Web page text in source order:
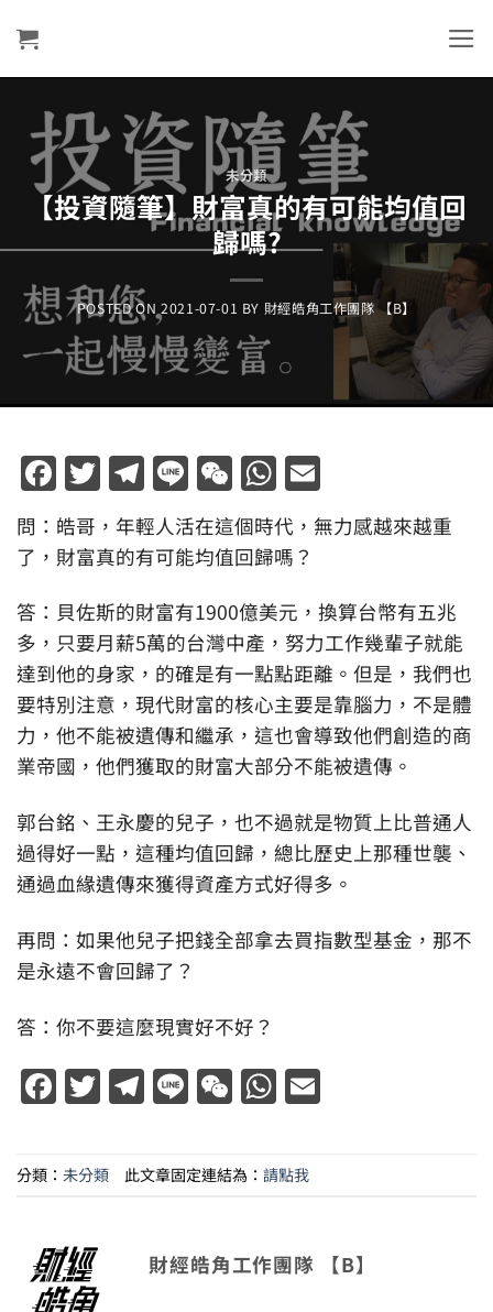
content
未分類
【投資隨筆】財富真的有可能均值回
歸嗎?
POSTED ON2021-07-01 BY 財經皓角工作團隊 【B】
Facebook
Twitter
Telegram
LineWeChatWhatsApp
問：皓哥，年輕人活在這個時代，無力感越來越重
了，財富真的有可能均值回歸嗎？
答：貝佐斯的財富有1900億美元，換算台幣有五兆
多，只要月薪5萬的台灣中產，努力工作幾輩子就能
達到他的身家，的確是有一點點距離。但是，我們也
要特別注意，現代財富的核心主要是靠腦力，不是體
力，他不能被遺傳和繼承，這也會導致他們創造的商
業帝國，他們獲取的財富大部分不能被遺傳。
郭台銘、王永慶的兒子，也不過就是物質上比普通人
過得好一點，這種均值回歸，總比歷史上那種世襲、
通過血緣遺傳來獲得資產方式好得多。
再問：如果他兒子把錢全部拿去買指數型基金，那不
是永遠不會回歸了？
答：你不要這麼現實好不好？
Facebook
Twitter
Telegram
LineWeChatWhatsApp
分類： 未分類 此文章固定連結為： 請點我
財經皓角工作團隊 【B】